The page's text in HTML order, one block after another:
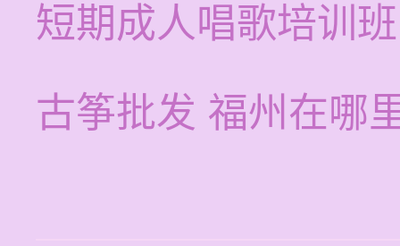
短期成人唱歌培训班
古筝批发 福州在哪